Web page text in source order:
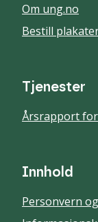
Om ung.no
Bestill
Tjenester
Årsrapport
Innhold
Personvern